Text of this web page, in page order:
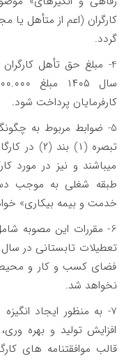
گردد.
4- مبلغ حق تأهل
کارفرمایان پرداخت شود.
تبصره (۱)
میباشند و نیز در مورد
طبقه شغلی به موجب
خدمت و بیمه بیکاری»
6- مقررات این مصوبه
فضای کسب و کار و
نخواهد شد.
7- به منظور ایجاد
افزایش تولید و بهره
قالب موافقتنامه های